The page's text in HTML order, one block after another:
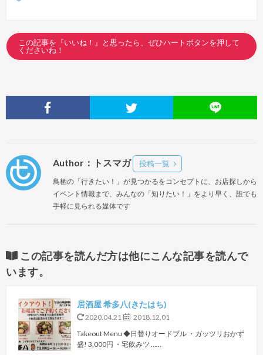
この記事を『いいね！』と思ったら、ぜひハートボタンを押して
くださいね！
Author：トスマガ 投稿一覧
鳥栖の「行きたい！」が見つかるをコンセプトに、お店探しから
イベント情報まで、みんなの「知りたい！」をより早く、誰でも
手軽に見られる媒体です
この記事を読んだ方は他にこんな記事を読んで
います。
居酒屋 希多八(きたはち)
2020.04.21
2018.12.01
Takeout Menu ◆日替りオードブル ・ガッツリおかず
盛! 3,000円 ・宅飲みツ ……